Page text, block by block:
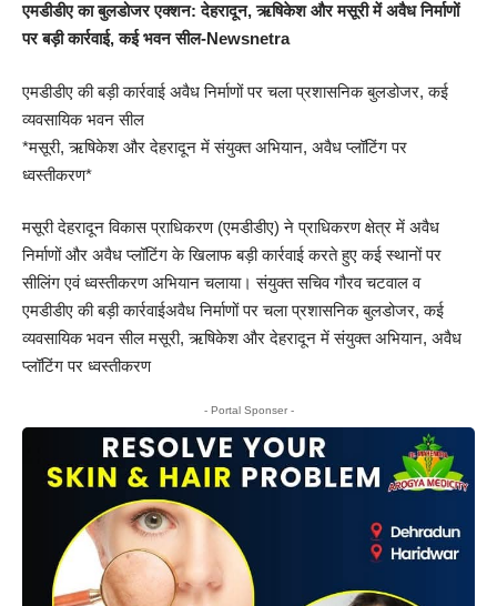
एमडीडीए का बुलडोजर एक्शन: देहरादून, ऋषिकेश और मसूरी में अवैध निर्माणों
पर बड़ी कार्रवाई, कई भवन सील-Newsnetra
एमडीडीए की बड़ी कार्रवाई अवैध निर्माणों पर चला प्रशासनिक बुलडोजर, कई
व्यवसायिक भवन सील
*मसूरी, ऋषिकेश और देहरादून में संयुक्त अभियान, अवैध प्लॉटिंग पर
ध्वस्तीकरण*
मसूरी देहरादून विकास प्राधिकरण (एमडीडीए) ने प्राधिकरण क्षेत्र में अवैध
निर्माणों और अवैध प्लॉटिंग के खिलाफ बड़ी कार्रवाई करते हुए कई स्थानों पर
सीलिंग एवं ध्वस्तीकरण अभियान चलाया। संयुक्त सचिव गौरव चटवाल व
एमडीडीए की बड़ी कार्रवाईअवैध निर्माणों पर चला प्रशासनिक बुलडोजर, कई
व्यवसायिक भवन सील मसूरी, ऋषिकेश और देहरादून में संयुक्त अभियान, अवैध
प्लॉटिंग पर ध्वस्तीकरण
- Portal Sponser -